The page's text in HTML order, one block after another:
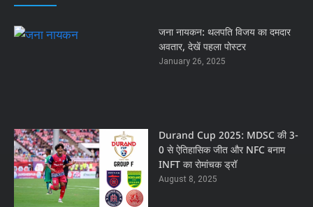
जना नायकन: थलपति विजय का दमदार
अवतार, देखें पहला पोस्टर
January 26, 2025
Durand Cup 2025: MDSC की 3-
0 से ऐतिहासिक जीत और NFC बनाम
INFT का रोमांचक ड्रॉ
August 8, 2025